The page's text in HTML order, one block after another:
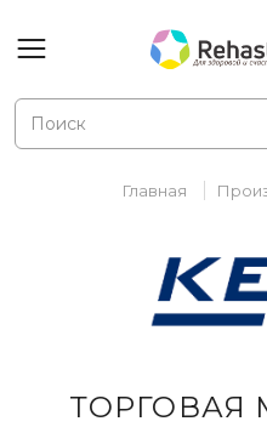
Главная
ТОРГОВАЯ